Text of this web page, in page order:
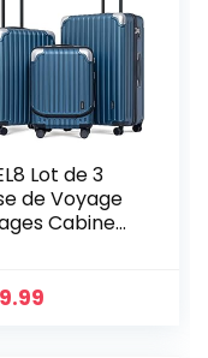
Lot de 3
de Voyage
Cabine
avec 4